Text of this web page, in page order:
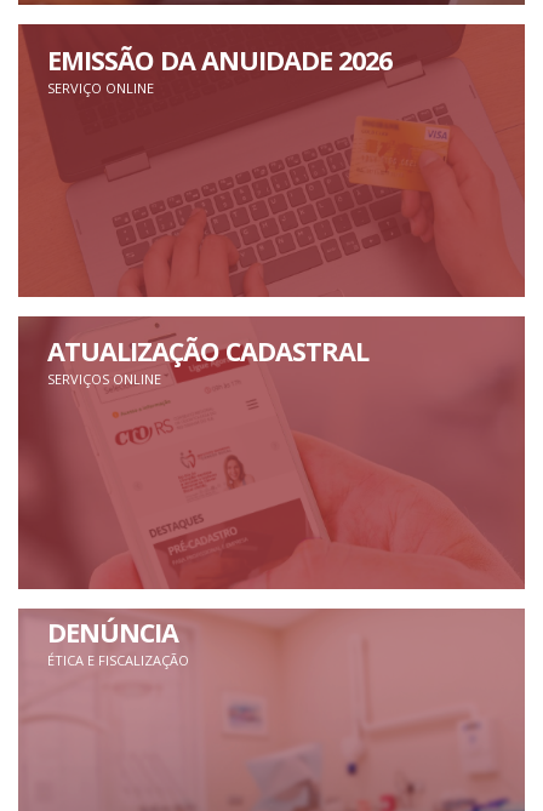
EMISSÃO DA ANUIDADE 2026
SERVIÇO ONLINE
ATUALIZAÇÃO CADASTRAL
SERVIÇOS ONLINE
DENÚNCIA
ÉTICA E FISCALIZAÇÃO